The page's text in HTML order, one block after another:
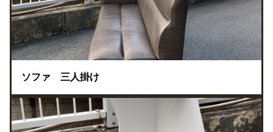
ソファ 三人掛け